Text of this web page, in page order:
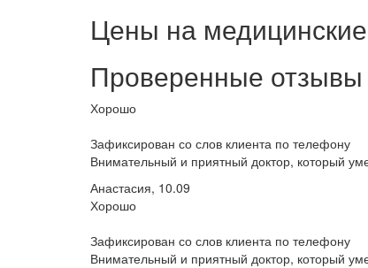
Цены на медицинские
Проверенные отзывы
Хорошо
Зафиксирован со слов клиента по телефону
Внимательный и приятный доктор, который
Анастасия, 10.09
Хорошо
Зафиксирован со слов клиента по телефону
Внимательный и приятный доктор, который